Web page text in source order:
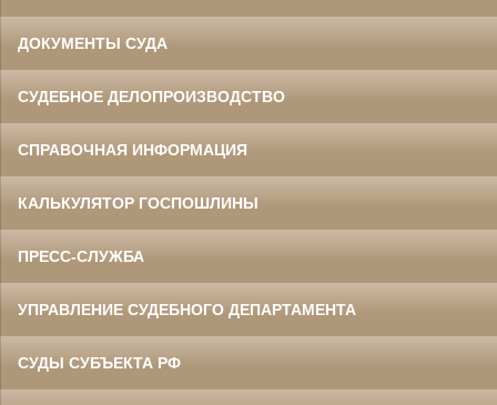
ДОКУМЕНТЫ СУДА
СУДЕБНОЕ ДЕЛОПРОИЗВОДСТВО
СПРАВОЧНАЯ ИНФОРМАЦИЯ
КАЛЬКУЛЯТОР ГОСПОШЛИНЫ
ПРЕСС-СЛУЖБА
УПРАВЛЕНИЕ СУДЕБНОГО ДЕПАРТАМЕНТА
СУДЫ СУБЪЕКТА РФ